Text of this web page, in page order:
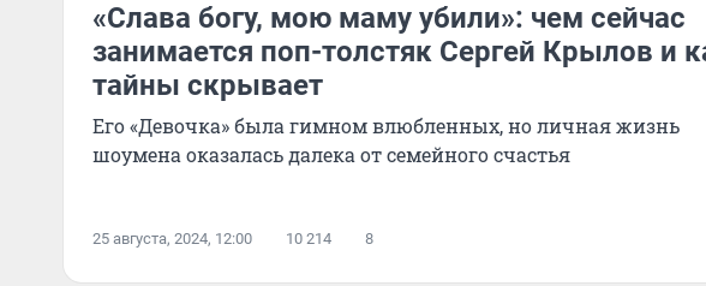
«Слава богу, мою маму убили»: чем сейчас
занимается поп-толстяк Сергей Крылов и
тайны скрывает
Его «Девочка» была гимном влюбленных, но личная жизнь
шоумена оказалась далека от семейного счастья
25 августа, 2024, 12:00 10 214 8